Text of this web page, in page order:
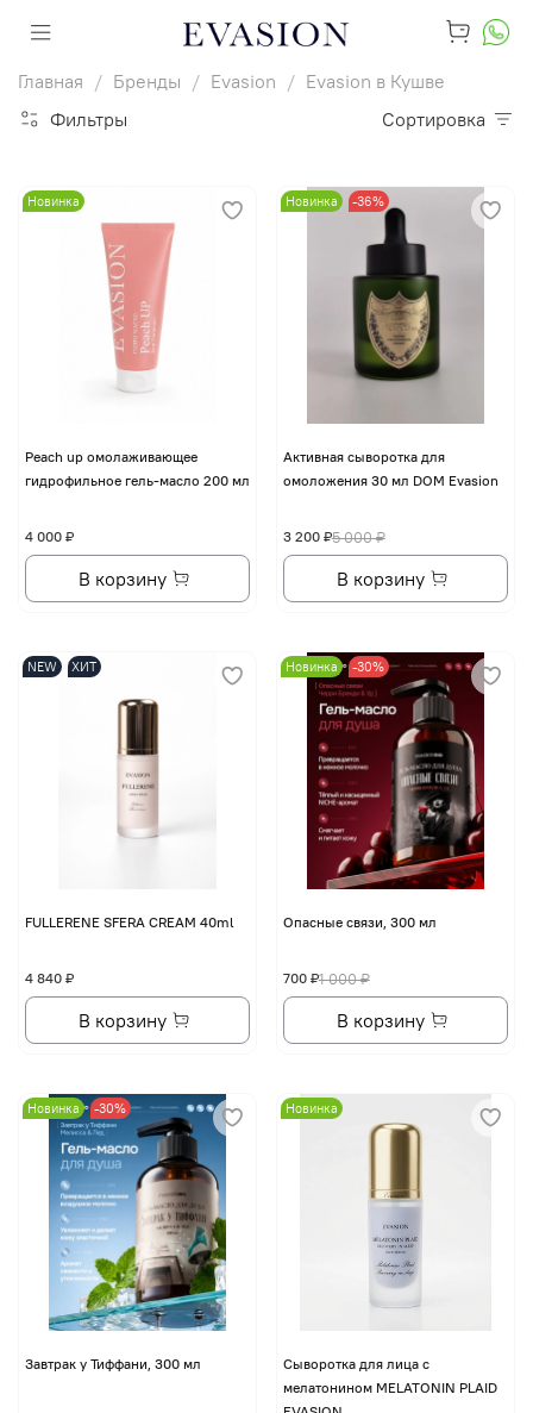
Главная Бренды Evasion
Evasion в Кушве
Фильтры
Сортировка
Новинка
Peach up омолаживающее
гидрофильное гель-масло 200 мл
4 000 ₽
В корзину
Новинка -36%
Активная сыворотка для
омоложения 30 мл DOM Evasion
5 000 ₽
3 200 ₽
В корзину
NEW ХИТ
FULLERENE SFERA CREAM 40ml
4 840 ₽
В корзину
Новинка -30%
Опасные связи, 300 мл
1 000 ₽
700 ₽
В корзину
Новинка -30%
Завтрак у Тиффани, 300 мл
Новинка
Сыворотка для лица с
мелатонином MELATONIN PLAID